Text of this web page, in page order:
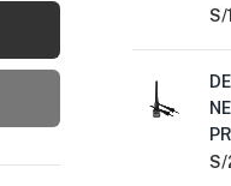
S/
S/